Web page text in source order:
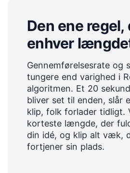
Den ene regel,
enhver
Gennemførelsesrate og
tungere end varighed i
algoritmen. Et 20
bliver set til enden, slår
klip, folk forlader tidligt.
korteste længde, der
din idé, og klip alt væk,
fortjener sin plads.